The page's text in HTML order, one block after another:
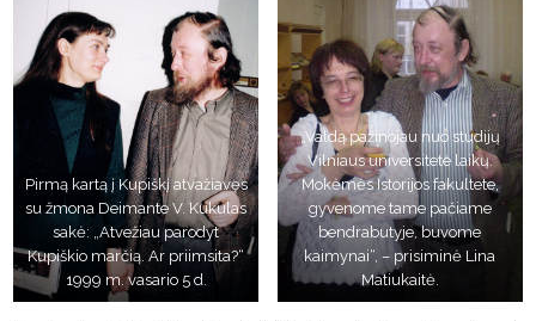
Pirmą kartą į Kupiškį atvažiavęs
su žmona Deimante V. Kukulas
sakė: „Atvežiau parodyt
Kupiškio marčią. Ar priimsita?“
1999 m. vasario 5 d.
„Valdą pažinojau nuo studijų
Vilniaus universitete laikų.
Mokėmės Istorijos fakultete,
gyvenome tame pačiame
bendrabutyje, buvome
kaimynai“, – prisiminė Lina
Matiukaitė.